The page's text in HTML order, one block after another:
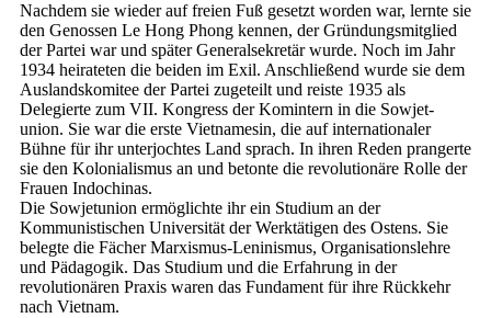
Nachdem sie wieder auf freien Fuß gesetzt worden war, lernte sie
den Genossen Le Hong Phong kennen, der Gründungsmitglied
der Partei war und später Generalsekretär wurde. Noch im Jahr
1934 heirateten die beiden im Exil. Anschließend wurde sie dem
Auslandskomitee der Partei zugeteilt und reiste 1935 als
Delegierte zum VII. Kongress der Komintern in die So­wjet­
union. Sie war die erste Vietnamesin, die auf internationaler
Bühne für ihr unterjochtes Land sprach. In ihren Reden prangerte
sie den Kolonialismus an und betonte die revolutionäre Rolle der
Frauen Indochinas.
Die So­wjet­union ermöglichte ihr ein Studium an der
Kommunistischen Universität der Werktätigen des Ostens. Sie
belegte die Fächer Marxismus-Leninismus, Organisationslehre
und Pädagogik. Das Studium und die Erfahrung in der
revolutionären Praxis waren das Fundament für ihre Rückkehr
nach Vietnam.